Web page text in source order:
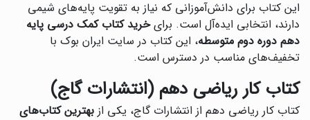
این کتاب برای دانش‌آموزانی که نیاز به تقویت پایه‌های شیمی
دارند، انتخابی ایده‌آل است. برایخرید کتاب کمک درسی پایه
دهم دوره دوم متوسطه، این کتاب در سایت ایران بوک با
تخفیف‌های مناسب در دسترس است.
کتاب کار ریاضی دهم (انتشارات گاج)
کتاب کار ریاضی دهم از انتشارات گاج، یکی از بهترین کتاب‌های